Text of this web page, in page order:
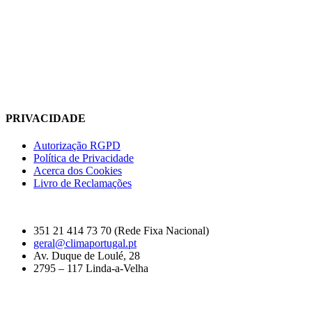
PRIVACIDADE
Autorização RGPD
Política de Privacidade
Acerca dos Cookies
Livro de Reclamações
351 21 414 73 70 (Rede Fixa Nacional)
geral@climaportugal.pt
Av. Duque de Loulé, 28
2795 – 117 Linda-a-Velha